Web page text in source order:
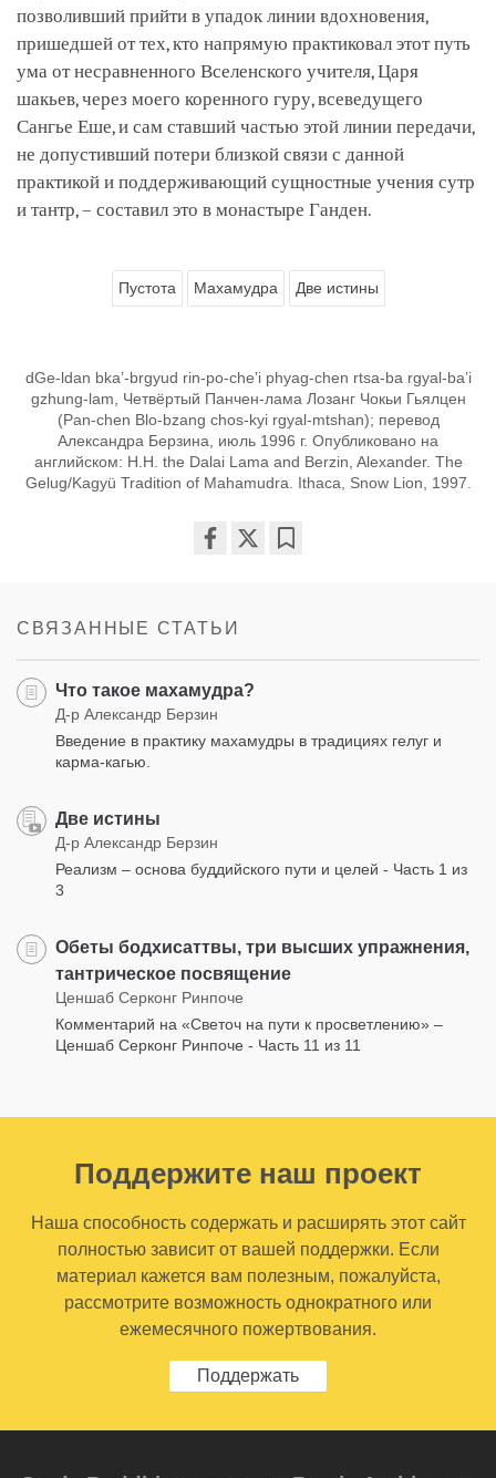
позволивший прийти в упадок линии вдохновения,
пришедшей от тех, кто напрямую практиковал этот путь
ума от несравненного Вселенского учителя, Царя
шакьев, через моего коренного гуру, всеведущего
Сангье Еше, и сам ставший частью этой линии передачи,
не допустивший потери близкой связи с данной
практикой и поддерживающий сущностные учения сутр
и тантр, – составил это в монастыре Ганден.
Пустота Махамудра Две истины
dGe-ldan bka’-brgyud rin-po-che’i phyag-chen rtsa-ba rgyal-ba’i
gzhung-lam, Четвёртый Панчен-лама Лозанг Чокьи Гьялцен
(Pan-chen Blo-bzang chos-kyi rgyal-mtshan); перевод
Александра Берзина, июль 1996 г. Опубликовано на
английском: H.H. the Dalai Lama and Berzin, Alexander. The
Gelug/Kagyü Tradition of Mahamudra. Ithaca, Snow Lion, 1997.
СВЯЗАННЫЕ СТАТЬИ
Что такое махамудра?
Д-р Александр Берзин
Введение в практику махамудры в традициях гелуг и
карма-кагью.
Две истины
Д-р Александр Берзин
Реализм – основа буддийского пути и целей - Часть 1 из
3
Обеты бодхисаттвы, три высших упражнения,
тантрическое посвящение
Ценшаб Серконг Ринпоче
Комментарий на «Светоч на пути к просветлению» –
Ценшаб Серконг Ринпоче - Часть 11 из 11
Поддержите наш проект
Наша способность содержать и расширять этот сайт
полностью зависит от вашей поддержки. Если
материал кажется вам полезным, пожалуйста,
рассмотрите возможность однократного или
ежемесячного пожертвования.
Поддержать